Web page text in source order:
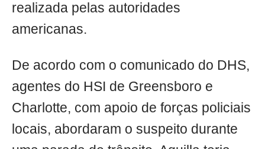
realizada pelas autoridades
americanas.
De acordo com o comunicado do DHS,
agentes do HSI de Greensboro e
Charlotte, com apoio de forças policiais
locais, abordaram o suspeito durante